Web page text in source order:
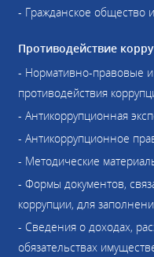
- Гражданское общество
Противодействие
- Нормативно-правовые
противодействия
- Антикоррупционная
- Антикоррупционное
- Методические
- Формы документов,
коррупции, для
- Сведения о доходах,
обязательствах